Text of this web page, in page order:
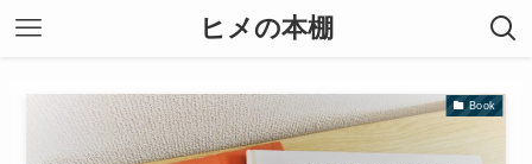
ヒメの本棚
Book